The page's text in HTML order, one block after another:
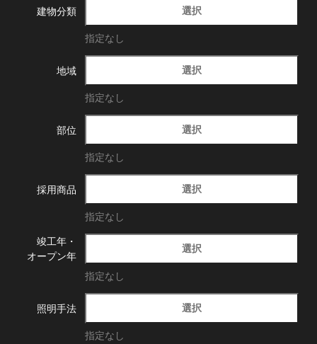
建物分類 選択
指定なし
地域 選択
指定なし
部位 選択
指定なし
採用商品 選択
指定なし
竣工年・
オープン年
選択
指定なし
照明手法 選択
指定なし